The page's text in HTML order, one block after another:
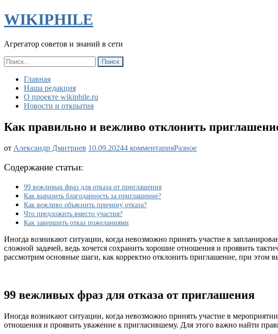
WIKIPHILE
Агрегатор советов и знаний в сети
Найти:
Главная
Наша редакция
О проекте wikiphile.ru
Новости и открытия
Как правильно и вежливо отклонить
от Александр Дмитриев 10.09.20244 комментарияк
примеров
Разное
Содержание статьи:
99 вежливых фраз для отказа от приглашения
Как выразить благодарность за приглашение?
Как вежливо объяснить причину отказа?
Что предложить вместо участия?
Как завершить отказ пожеланиями
Иногда возникают ситуации, когда невозможно принять участие в
сложной задачей, ведь хочется сохранить хорошие отношения и проявить
рассмотрим основные шаги, как корректно отклонить приглашение, при этом
99 вежливых фраз для отказа от приглашения
Иногда возникают ситуации, когда невозможно принять участие в
отношения и проявить уважение к пригласившему. Для этого важно найти